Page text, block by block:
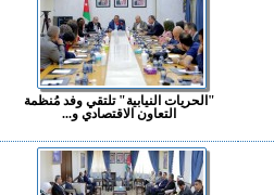
"الحريات النيابية" تلتقي وفد مُنظمة
التعاون الاقتصادي و...